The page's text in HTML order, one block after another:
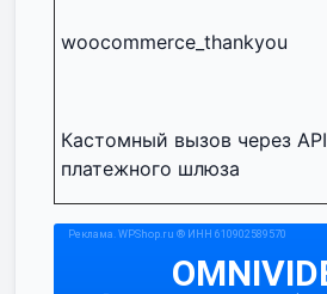
woocommerce_thankyou
Кастомный вызов через API
платежного шлюза